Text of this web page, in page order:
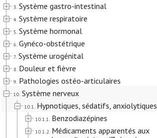
3. Système gastro-intestinal
4. Système respiratoire
5. Système hormonal
6. Gynéco-obstétrique
7. Système urogénital
8. Douleur et fièvre
9. Pathologies ostéo-articulaires
10. Système nerveux
10.1. Hypnotiques, sédatifs, anxiolytiques
10.1.1. Benzodiazépines
10.1.2. Médicaments apparentés aux